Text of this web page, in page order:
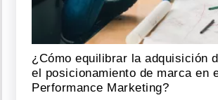
¿Cómo equilibrar la adquisición
el posicionamiento de marca en
Performance Marketing?